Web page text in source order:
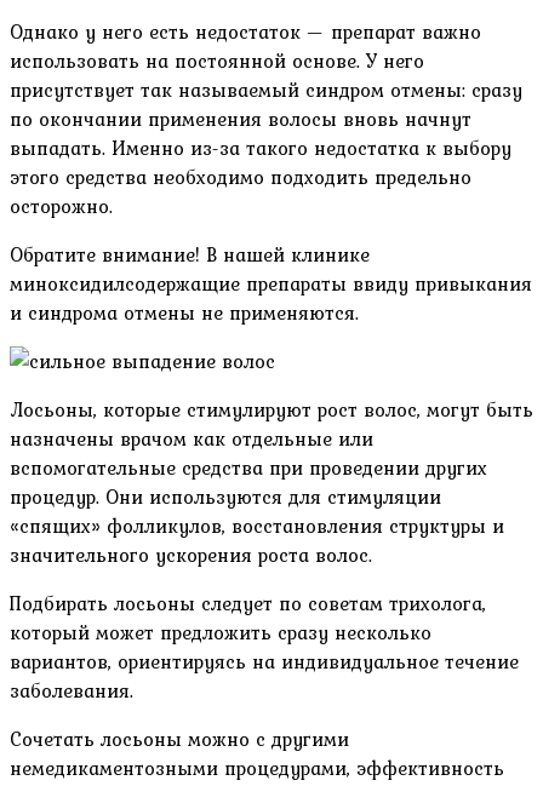
Однако у него есть недостаток — препарат важно
использовать на постоянной основе. У него
присутствует так называемый синдром отмены: сразу
по окончании применения волосы вновь начнут
выпадать. Именно из-за такого недостатка к выбору
этого средства необходимо подходить предельно
осторожно.
Обратите внимание! В нашей клинике
миноксидилсодержащие препараты ввиду привыкания
и синдрома отмены не применяются.
Лосьоны, которые стимулируют рост волос, могут быть
назначены врачом как отдельные или
вспомогательные средства при проведении других
процедур. Они используются для стимуляции
«спящих» фолликулов, восстановления структуры и
значительного ускорения роста волос.
Подбирать лосьоны следует по советам трихолога,
который может предложить сразу несколько
вариантов, ориентируясь на индивидуальное течение
заболевания.
Сочетать лосьоны можно с другими
немедикаментозными процедурами, эффективность